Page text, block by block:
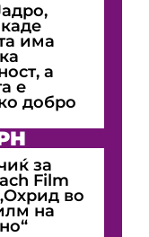
има
а
е
добро
за
Film
во
на